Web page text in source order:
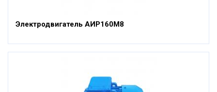
Электродвигатель АИР160М8